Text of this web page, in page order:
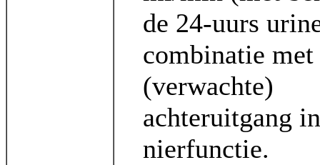
de 24-uurs
combinatie met
(verwachte)
achteruitgang in
nierfunctie.